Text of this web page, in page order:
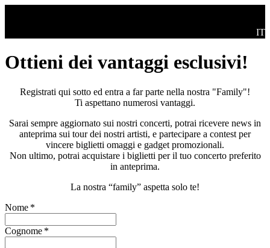
IT
Ottieni dei vantaggi esclusivi!
Registrati qui sotto ed entra a far parte nella nostra "Family"!
Ti aspettano numerosi vantaggi.
Sarai sempre aggiornato sui nostri concerti, potrai ricevere news in
anteprima sui tour dei nostri artisti, e partecipare a contest per
vincere biglietti omaggi e gadget promozionali.
Non ultimo, potrai acquistare i biglietti per il tuo concerto preferito
in anteprima.
La nostra “family” aspetta solo te!
Nome *
Cognome *